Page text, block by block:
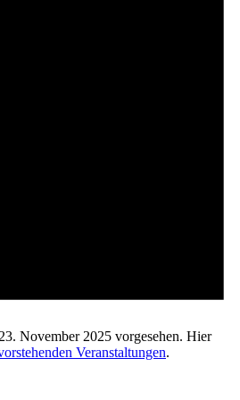
November 2025 vorgesehen. Hier
Veranstaltungen.